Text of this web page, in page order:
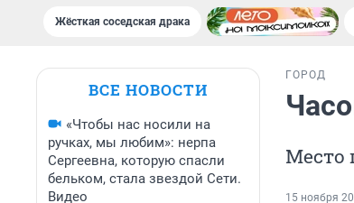
Жёсткая соседская драка
ВСЕ НОВОСТИ
«Чтобы нас носили на
ручках, мы любим»: нерпа
Сергеевна, которую спасли
бельком, стала звездой Сети.
Видео
ГОРОД
Место
15 ноября